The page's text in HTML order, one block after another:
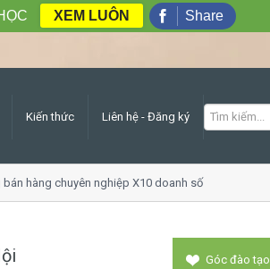
Kiến thức Liên hệ - Đăng ký
hàng chuyên nghiệp X10 doanh số
Góc đào tạo
XEM LUÔN Share